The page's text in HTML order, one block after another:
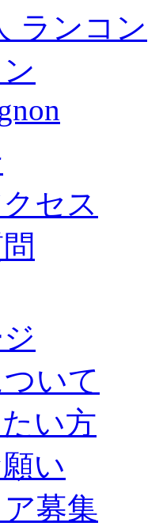
セス
いて
い方
い
募集